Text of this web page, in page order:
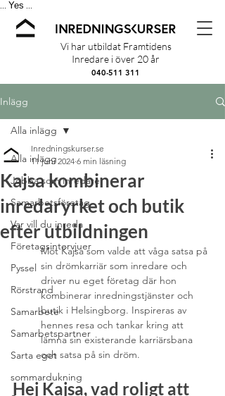
Yes
Vi har utbildat Framtidens
Inredare i över 20 år
040-511 311
Inlägg
Alla inlägg
Jobba som inredare
Samarbetsföretag
Var vill du inreda
Företagsintervjuer
Pyssel
Rörstrand
Samarbete
Samarbetspartner
Sarta eget
sommardukning
Alla inlägg
Kajsa kombinerar
inredaryrket och butik
efter utbildningen
Inredningskurser.se
11 juni 2024 6 min läsning
Möt Kajsa som valde att våga satsa på
sin drömkarriär som inredare och
driver nu eget företag där hon
kombinerar inredningstjänster och
butik i Helsingborg. Inspireras av
hennes resa och tankar kring att
lämna sin existerande karriärsbana
och satsa på sin dröm.
Hej Kajsa, vad roligt att